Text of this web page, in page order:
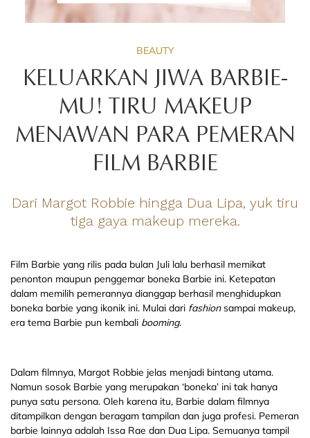
BEAUTY
KELUARKAN JIWA BARBIE-
MU! TIRU MAKEUP
MENAWAN PARA PEMERAN
FILM BARBIE
Dari Margot Robbie hingga Dua Lipa, yuk tiru
tiga gaya makeup mereka.
Film Barbie yang rilis pada bulan Juli lalu berhasil memikat
penonton maupun penggemar boneka Barbie ini. Ketepatan
dalam memilih pemerannya dianggap berhasil menghidupkan
boneka barbie yang ikonik ini. Mulai dari fashionsampai makeup,
era tema Barbie pun kembali booming.
Dalam filmnya, Margot Robbie jelas menjadi bintang utama.
Namun sosok Barbie yang merupakan ‘boneka’ ini tak hanya
punya satu persona. Oleh karena itu, Barbie dalam filmnya
ditampilkan dengan beragam tampilan dan juga profesi. Pemeran
barbie lainnya adalah Issa Rae dan Dua Lipa. Semuanya tampil